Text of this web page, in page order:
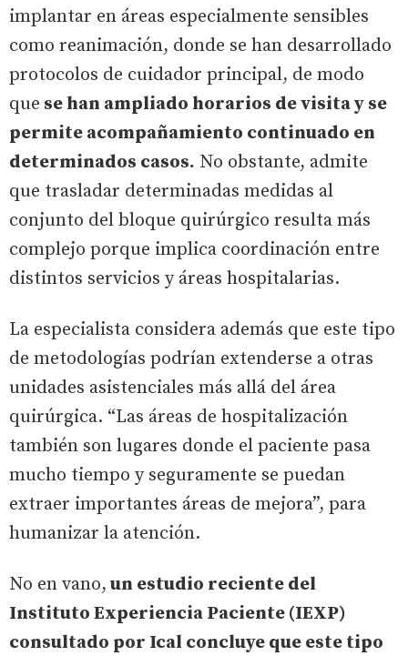
implantar en áreas especialmente sensibles
como reanimación, donde se han desarrollado
protocolos de cuidador principal, de modo
que se han ampliado horarios de visita y se
permite acompañamiento continuado en
determinados casos. No obstante, admite
que trasladar determinadas medidas al
conjunto del bloque quirúrgico resulta más
complejo porque implica coordinación entre
distintos servicios y áreas hospitalarias.
La especialista considera además que este tipo
de metodologías podrían extenderse a otras
unidades asistenciales más allá del área
quirúrgica. “Las áreas de hospitalización
también son lugares donde el paciente pasa
mucho tiempo y seguramente se puedan
extraer importantes áreas de mejora”, para
humanizar la atención.
No en vano, un estudio reciente del
Instituto Experiencia Paciente (IEXP)
consultado por Ical concluye que este tipo